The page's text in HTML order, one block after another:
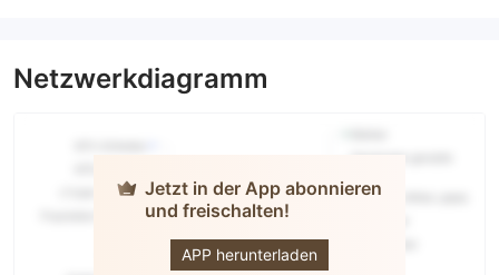
Netzwerkdiagramm
Jetzt in der App abonnieren
und freischalten!
APP herunterladen
TRADECA